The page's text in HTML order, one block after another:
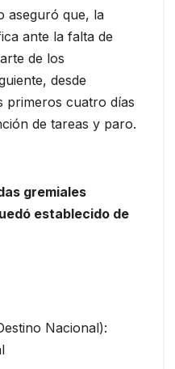
aseguró que, la
ante la falta de
de los
desde
primeros cuatro días
de tareas y paro.
gremiales
establecido de
Nacional):